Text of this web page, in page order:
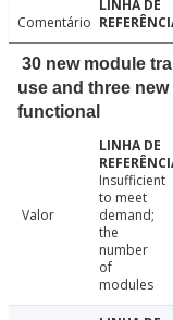
Comentário
30 new module
use and three
functional
Valor
Insufficient
to meet
demand;
the
number
of
modules